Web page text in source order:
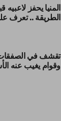
المنيا يحفز لاعبيه
الطريقة .. تعرف
وقوام يغيب عنه